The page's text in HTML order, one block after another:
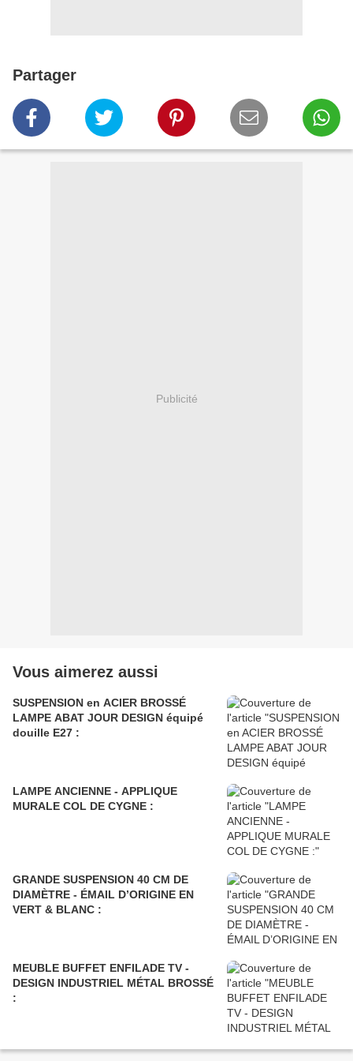
Partager
Publicité
Vous aimerez aussi
SUSPENSION en ACIER BROSSÉ
LAMPE ABAT JOUR DESIGN équipé
douille E27 :
LAMPE ANCIENNE - APPLIQUE
MURALE COL DE CYGNE :
GRANDE SUSPENSION 40 CM DE
DIAMÈTRE - ÉMAIL D’ORIGINE EN
VERT & BLANC :
MEUBLE BUFFET ENFILADE TV -
DESIGN INDUSTRIEL MÉTAL BROSSÉ
: